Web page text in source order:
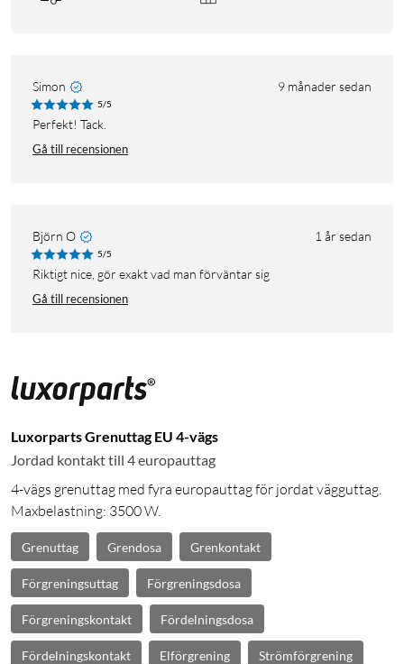
Simon 9 månader sedan
5/5
Perfekt! Tack.
Gå till recensionen
Björn O 1 år sedan
5/5
Riktigt nice, gör exakt vad man förväntar sig
Gå till recensionen
Luxorparts Grenuttag EU 4-vägs
Jordad kontakt till 4 europauttag
4-vägs grenuttag med fyra europauttag för jordat vägguttag.
Maxbelastning: 3500 W.
Grenuttag Grendosa Grenkontakt
Förgreningsuttag Förgreningsdosa
Förgreningskontakt Fördelningsdosa
Fördelningskontakt Elförgrening Strömförgrening